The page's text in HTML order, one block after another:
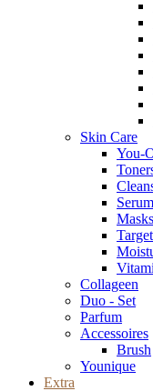
Skin Care
You-
Masks
Collageen
Duo - Set
Parfum
Accessoires
Brush
Younique
Extra